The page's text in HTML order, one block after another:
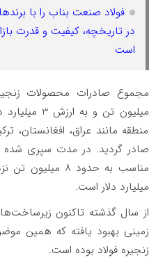
فولاد صنعت بناب را با
در تاریخچه، کیفیت و قدرت
است
میلیون تن و
منطقه مانند عراق، افغانستان،
میلیارد دلار است.
از سال گذشته تاکنون
زمینی بهبود یافته که همین
زنجیره فولاد بوده است.